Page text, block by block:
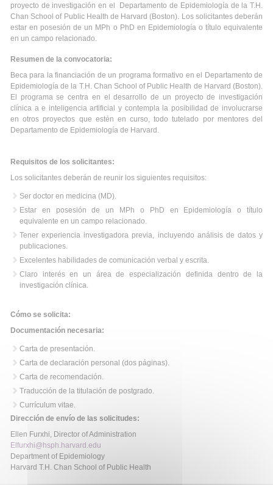
proyecto de investigación en el Departamento de Epidemiología de la T.H.
Chan School of Public Health de Harvard (Boston). Los solicitantes deberán
estar en posesión de un MPh o PhD en Epidemiología o título equivalente
en un campo relacionado.
Resumen de la convocatoria:
Beca para la financiación de un programa formativo en el Departamento de
Epidemiología de la T.H. Chan School of Public Health de Harvard (Boston).
El programa se centra en el desarrollo de un proyecto de investigación
clínica a e inteligencia artificial y contempla la posibilidad de involucrarse
en otros proyectos que estén en curso, todo tutelado por mentores del
Departamento de Epidemiología de Harvard.
Requisitos de los solicitantes:
Los solicitantes deberán de reunir los siguientes requisitos:
Ser doctor en medicina (MD).
Estar en posesión de un MPh o PhD en Epidemiología o título
equivalente en un campo relacionado.
Tener experiencia investigadora previa, incluyendo análisis de datos y
publicaciones.
Excelentes habilidades de comunicación verbal y escrita.
Claro interés en un área de especialización definida dentro de la
investigación clínica.
Cómo se solicita:
Documentación necesaria:
Carta de presentación.
Carta de declaración personal (dos páginas).
Carta de recomendación.
Traducción de la titulación de postgrado.
Currículum vitae.
Dirección de envío de las solicitudes:
Ellen Furxhi, Director of Administration
Elfurxhi@hsph.harvard.edu
Department of Epidemiology
Harvard T.H. Chan School of Public Health